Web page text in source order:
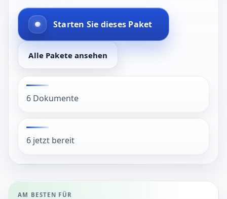
Starten Sie dieses Paket
Alle Pakete ansehen
6 Dokumente
6 jetzt bereit
AM BESTEN FÜR